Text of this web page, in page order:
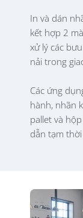
In và dán
kết hợp 2
xử lý các
nải trong
Các ứng
hành, nhãn
pallet và
dẫn tạm